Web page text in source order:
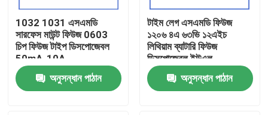
1032 1031 এসএমডি
সারফেস মাউন্ট ফিউজ 0603
চিপ ফিউজ টাইপ ডিসপোজেবল
50mA-10A
অনুসন্ধান পাঠান
টাইম লেগ এসএমডি ফিউজ
১২০৬ ৪এ ৬৩ভি ১২এইচ
লিথিয়াম ব্যাটারি ফিউজ
ডিসপোজেবল ইউএল
অনুসন্ধান পাঠান